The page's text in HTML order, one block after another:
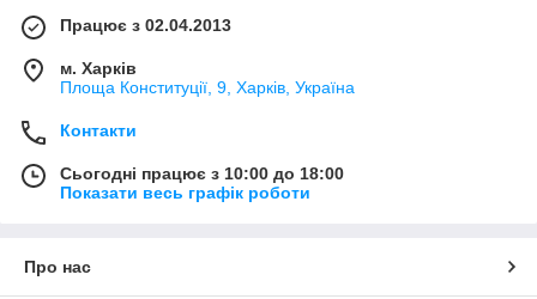
Працює з 02.04.2013
м. Харків
Площа Конституції, 9, Харків, Україна
Контакти
Сьогодні працює з 10:00 до 18:00
Показати весь графік роботи
Про нас